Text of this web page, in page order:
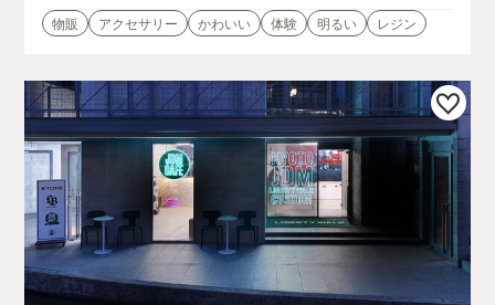
物販
アクセサリー かわいい 体験 明るい レジン